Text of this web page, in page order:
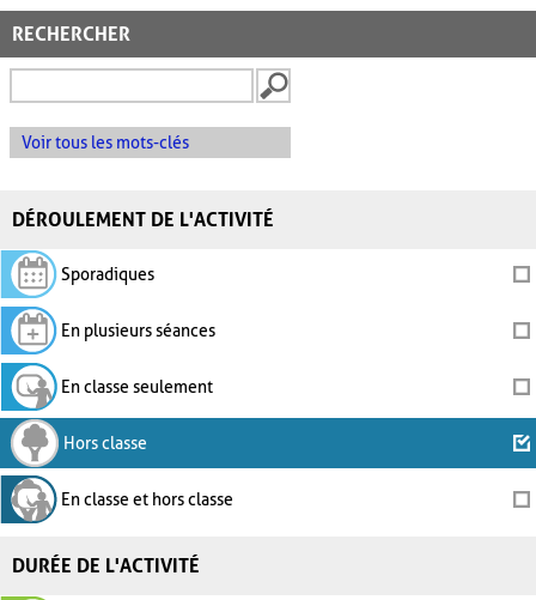
RECHERCHER
Voir tous les mots-clés
DÉROULEMENT DE L'ACTIVITÉ
Sporadiques
En plusieurs séances
En classe seulement
Hors classe
En classe et hors classe
DURÉE DE L'ACTIVITÉ